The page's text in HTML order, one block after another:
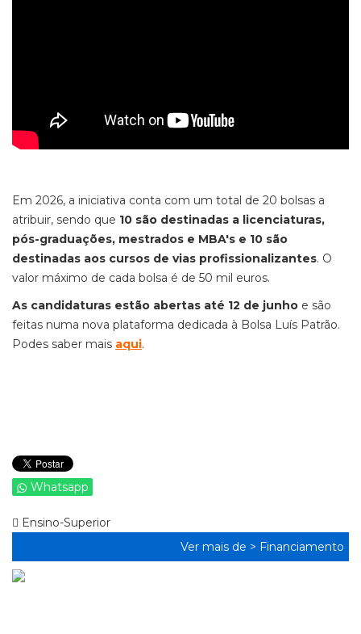
Em 2026, a iniciativa conta com um total de 20 bolsas a
atribuir, sendo que 10 são destinadas a licenciaturas,
pós-graduações, mestrados e MBA's e 10 são
destinadas aos cursos de vias profissionalizantes. O
valor máximo de cada bolsa é de 50 mil euros.
As candidaturas estão abertas até 12 de junho e são
feitas numa nova plataforma dedicada à Bolsa Luís Patrão.
Podes saber mais aqui.
Whatsapp
Ensino-Superior
Ver mais de > Financiamento